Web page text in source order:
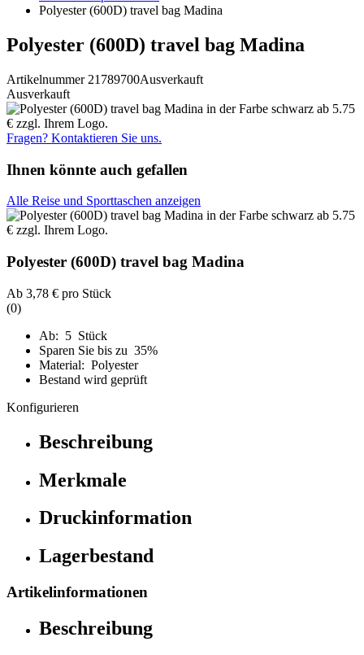
Polyester (600D) travel bag Madina
Polyester (600D) travel bag Madina
Artikelnummer 21789700Ausverkauft
Ausverkauft
Fragen? Kontaktieren Sie uns.
Ihnen könnte auch gefallen
Alle Reise und Sporttaschen anzeigen
Polyester (600D) travel bag Madina
Ab 3,78 € pro Stück
(0)
Ab: 5 Stück
Sparen Sie bis zu 35%
Material: Polyester
Bestand wird geprüft
Konfigurieren
Beschreibung
Merkmale
Druckinformation
Lagerbestand
Artikelinformationen
Beschreibung